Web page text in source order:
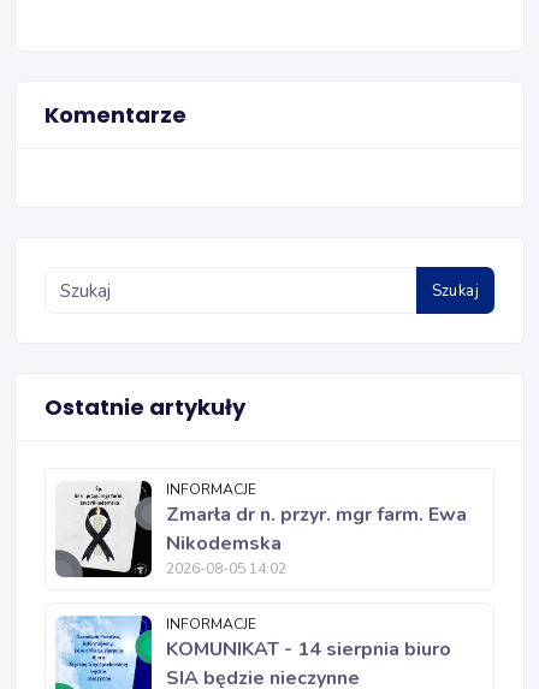
Komentarze
Szukaj
Ostatnie artykuły
INFORMACJE
Zmarła dr n. przyr. mgr farm. Ewa
Nikodemska
2026-08-05 14:02
INFORMACJE
KOMUNIKAT - 14 sierpnia biuro
SIA będzie nieczynne